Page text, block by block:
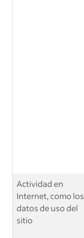
Actividad en
Internet, como los
datos de uso del
sitio